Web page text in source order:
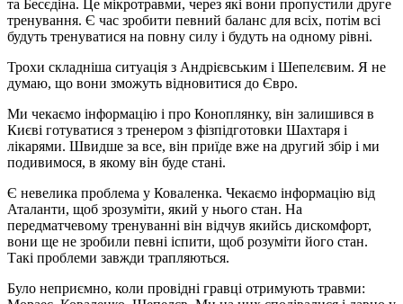
та Бесєдіна. Це мікротравми, через які вони пропустили друге
тренування. Є час зробити певний баланс для всіх, потім всі
будуть тренуватися на повну силу і будуть на одному рівні.
Трохи складніша ситуація з Андрієвським і Шепелєвим. Я не
думаю, що вони зможуть відновитися до Євро.
Ми чекаємо інформацію і про Коноплянку, він залишився в
Києві готуватися з тренером з фізпідготовки Шахтаря і
лікарями. Швидше за все, він приїде вже на другий збір і ми
подивимося, в якому він буде стані.
Є невелика проблема у Коваленка. Чекаємо інформацію від
Аталанти, щоб зрозуміти, який у нього стан. На
передматчевому тренуванні він відчув якийсь дискомфорт,
вони ще не зробили певні іспити, щоб розуміти його стан.
Такі проблеми завжди трапляються.
Було неприємно, коли провідні гравці отримують травми: